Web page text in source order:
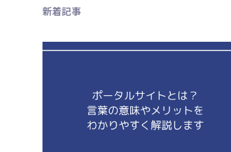
新着記事